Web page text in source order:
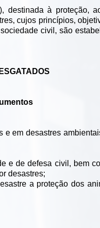
destinada à proteção,
cujos princípios,
civil, são
e em desastres
e de defesa civil, bem
desastres;
a proteção dos